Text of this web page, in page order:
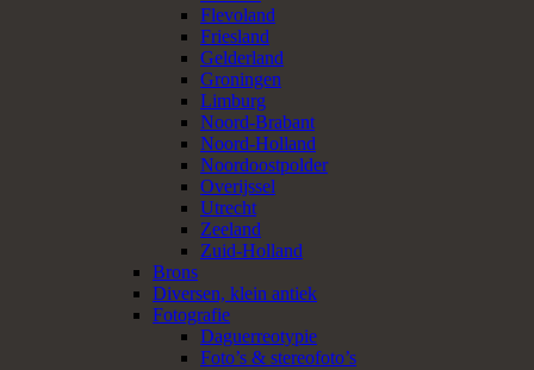
Flevoland
Friesland
Gelderland
Groningen
Limburg
Noord-Brabant
Noord-Holland
Noordoostpolder
Overijssel
Utrecht
Zeeland
Zuid-Holland
Brons
Diversen, klein antiek
Fotografie
Daguerreotypie
Foto’s & stereofoto’s